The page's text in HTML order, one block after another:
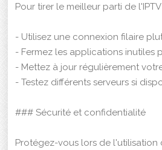
Pour tirer le meilleur parti de l'IPTV
- Utilisez une connexion filaire
- Fermez les applications inutiles
- Mettez à jour régulièrement
- Testez différents serveurs si
### Sécurité et confidentialité
Protégez-vous lors de l'utilisation